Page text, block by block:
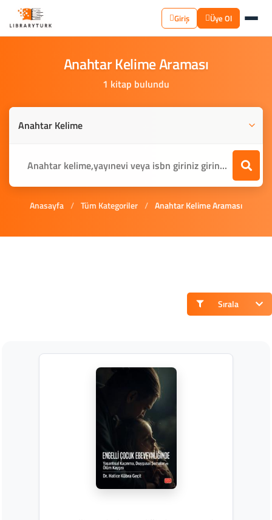
Giriş Üye Ol
AnahtarKelimeAraması
1 kitap bulundu
Anasayfa / Tüm Kategoriler / Anahtar Kelime Araması
Sırala